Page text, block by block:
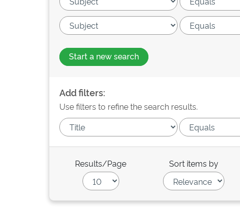
Start a new search
Add filters:
Use filters to refine the search results.
Results/Page Sort items by